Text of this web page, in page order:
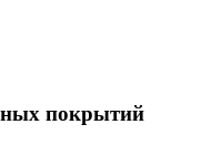
покрытий